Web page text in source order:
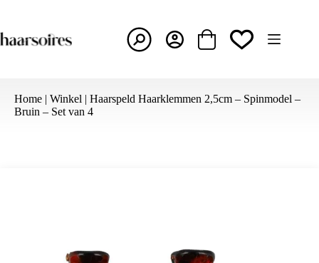
de
inhoud
Winkelwagen
Home | Winkel | Haarspeld Haarklemmen 2,5cm – Spinmodel –
Bruin – Set van 4